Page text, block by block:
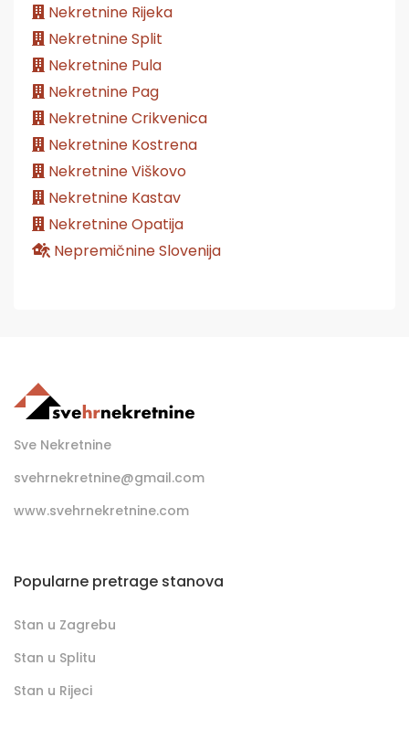
Nekretnine Rijeka
Nekretnine Split
Nekretnine Pula
Nekretnine Pag
Nekretnine Crikvenica
Nekretnine Kostrena
Nekretnine Viškovo
Nekretnine Kastav
Nekretnine Opatija
Nepremičnine Slovenija
Sve Nekretnine
svehrnekretnine@gmail.com
www.svehrnekretnine.com
Popularne pretrage stanova
Stan u Zagrebu
Stan u Splitu
Stan u Rijeci